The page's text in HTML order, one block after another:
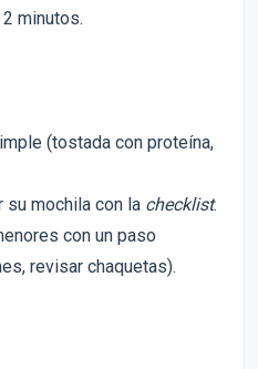
minutos.
(tostada con proteína,
su mochila con la checklist.
con un paso
revisar chaquetas).